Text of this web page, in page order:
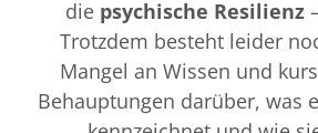
die psychische Resilienz
Trotzdem besteht leider
Mangel an Wissen und
Behauptungen darüber, was